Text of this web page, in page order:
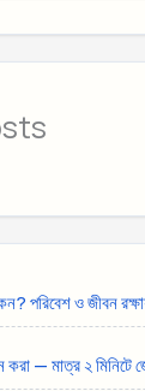
পরিবেশ ও জীবন
করা — মাত্র ২